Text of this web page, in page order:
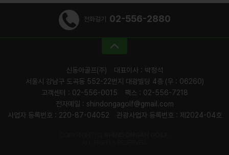
전화걸기 02-556-2880
신동아골프(주)
대표이사 : 박정석
서울시 강남구 도곡동 552-22번지 대광빌딩 4층 (우 : 06260)
고객센터 : 02-556-0015
팩스 : 02-556-7218
전자메일 : shindongagolf@gmail.com
사업자 등록번호 : 220-87-04052
관광사업자 등록번호 : 제2024-04호